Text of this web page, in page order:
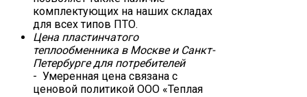
комплектующих на наших складах
для всех типов ПТО.
Цена пластинчатого
теплообменника в Москве и Санкт-
Петербурге для потребителей
- Умеренная цена связана с
ценовой политикой ООО «Теплая